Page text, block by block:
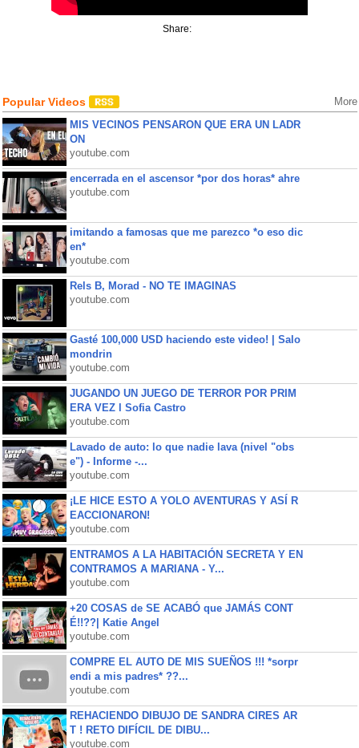
Share:
Popular Videos More
MIS VECINOS PENSARON QUE ERA UN LADR
ON
youtube.com
encerrada en el ascensor *por dos horas* ahre
youtube.com
imitando a famosas que me parezco *o eso dic
en*
youtube.com
Rels B, Morad - NO TE IMAGINAS
youtube.com
Gasté 100,000 USD haciendo este video! | Salo
mondrin
youtube.com
JUGANDO UN JUEGO DE TERROR POR PRIM
ERA VEZ l Sofia Castro
youtube.com
Lavado de auto: lo que nadie lava (nivel "obs
e") - Informe -...
youtube.com
¡LE HICE ESTO A YOLO AVENTURAS Y ASÍ R
EACCIONARON!
youtube.com
ENTRAMOS A LA HABITACIÓN SECRETA Y EN
CONTRAMOS A MARIANA - Y...
youtube.com
+20 COSAS de SE ACABÓ que JAMÁS CONT
É!!??| Katie Angel
youtube.com
COMPRE EL AUTO DE MIS SUEÑOS !!! *sorpr
endi a mis padres* ??...
youtube.com
REHACIENDO DIBUJO DE SANDRA CIRES AR
T ! RETO DIFÍCIL DE DIBU...
youtube.com